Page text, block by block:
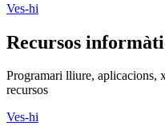
Ves-hi
Recursos
Programari lliure, aplicacions,
recursos
Ves-hi